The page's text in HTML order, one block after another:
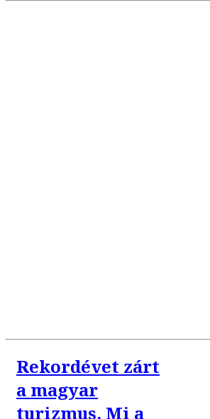
Rekordévet zárt
a magyar
turizmus. Mi a